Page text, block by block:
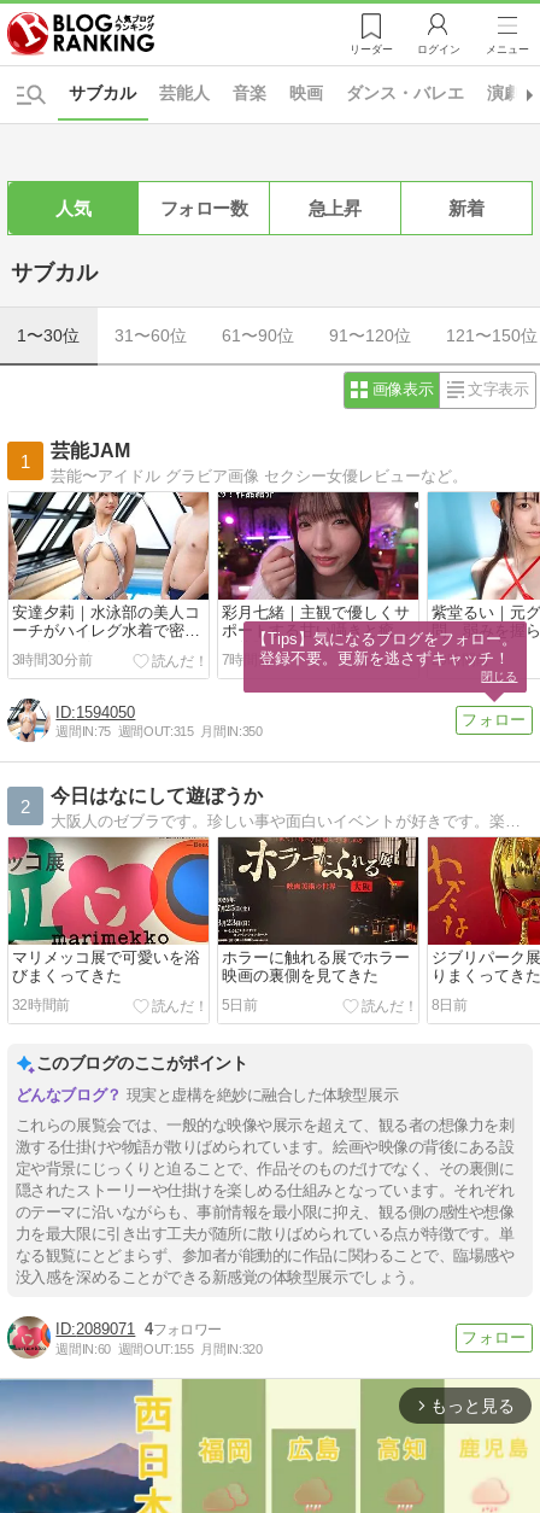
リーダー ログイン メニュー
芸能人 音楽 映画 ダンス・バレエ 演劇
サブカル
人気 フォロー数 急上昇 新着
サブカル
1〜30位 31〜60位 61〜90位 91〜120位 121〜150位
画像表示 文字表示
1
芸能JAM
芸能〜アイドル グラビア画像 セクシー女優レビューなど。
安達夕莉｜水泳部の美人コ
ーチがハイレグ水着で密着
コーチング
3時間30分前
彩月七緒｜主観で優しくサ
ポートする甘い囁きと癒や
し体験
7時間前
紫堂るい｜元
問、弱みを握
揺らぐ禁断の
20時間前
1594050
週間IN:75 週間OUT:315 月間IN:350
2
今日はなにして遊ぼうか
マリメッコ展で可愛いを浴
びまくってきた
32時間前
ホラーに触れる展でホラー
映画の裏側を見てきた
5日前
ジブリパーク
りまくってきた
8日前
このブログのここがポイント
現実と虚構を絶妙に融合した体験型展示
これらの展覧会では、一般的な映像や展示を超えて、観る者の想像力を刺
激する仕掛けや物語が散りばめられています。絵画や映像の背後にある設
定や背景にじっくりと迫ることで、作品そのものだけでなく、その裏側に
隠されたストーリーや仕掛けを楽しめる仕組みとなっています。それぞれ
のテーマに沿いながらも、事前情報を最小限に抑え、観る側の感性や想像
力を最大限に引き出す工夫が随所に散りばめられている点が特徴です。単
なる観覧にとどまらず、参加者が能動的に作品に関わることで、臨場感や
没入感を深めることができる新感覚の体験型展示でしょう。
2089071 4
週間IN:60 週間OUT:155 月間IN:320
arrow_forward_ios もっと見る
【Tips】気になるブログをフォロー。
登録不要。更新を逃さずキャッチ！
閉じる